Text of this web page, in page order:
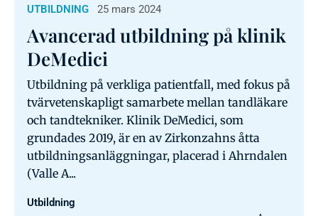
UTBILDNING 25 mars 2024
Avancerad utbildning på klinik
DeMedici
Utbildning på verkliga patientfall, med fokus på
tvärvetenskapligt samarbete mellan tandläkare
och tandtekniker. Klinik DeMedici, som
grundades 2019, är en av Zirkonzahns åtta
utbildningsanläggningar, placerad i Ahrndalen
(Valle A...
Utbildning